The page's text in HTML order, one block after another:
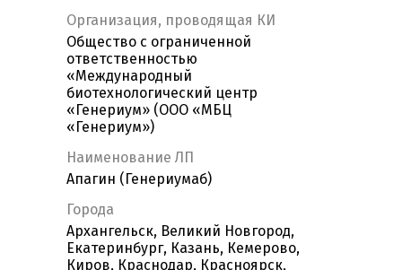
Организация, проводящая КИ
Общество с ограниченной
ответственностью
«Международный
биотехнологический центр
«Генериум» (ООО «МБЦ
«Генериум»)
Наименование ЛП
Апагин (Генериумаб)
Города
Архангельск, Великий Новгород,
Екатеринбург, Казань, Кемерово,
Киров, Краснодар, Красноярск,